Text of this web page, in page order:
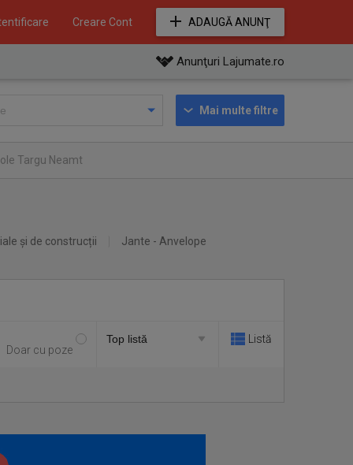
Creare Cont ADAUGĂ ANUNŢ
Anunţuri Lajumate.ro
Mai multe filtre
Targu Neamt
și de construcții Jante - Anvelope
Doar cu poze
Listă